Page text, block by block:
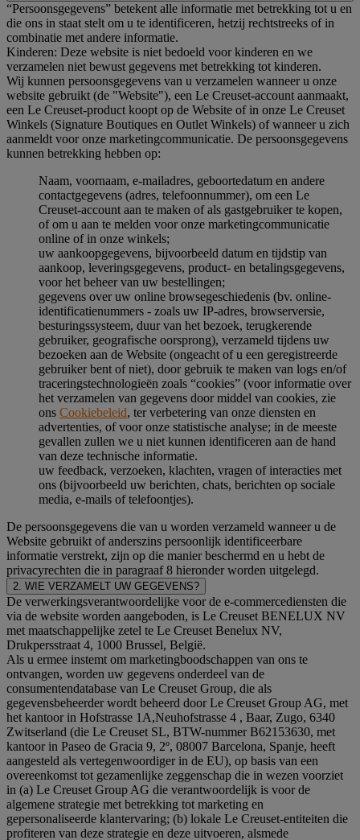
“Persoonsgegevens” betekent alle informatie met betrekking tot u en
die ons in staat stelt om u te identificeren, hetzij rechtstreeks of in
combinatie met andere informatie.
Kinderen: Deze website is niet bedoeld voor kinderen en we
verzamelen niet bewust gegevens met betrekking tot kinderen.
Wij kunnen persoonsgegevens van u verzamelen wanneer u onze
website gebruikt (de "Website"), een Le Creuset-account aanmaakt,
een Le Creuset-product koopt op de Website of in onze Le Creuset
Winkels (Signature Boutiques en Outlet Winkels) of wanneer u zich
aanmeldt voor onze marketingcommunicatie. De persoonsgegevens
kunnen betrekking hebben op:
Naam, voornaam, e-mailadres, geboortedatum en andere
contactgegevens (adres, telefoonnummer), om een Le
Creuset-account aan te maken of als gastgebruiker te kopen,
of om u aan te melden voor onze marketingcommunicatie
online of in onze winkels;
uw aankoopgegevens, bijvoorbeeld datum en tijdstip van
aankoop, leveringsgegevens, product- en betalingsgegevens,
voor het beheer van uw bestellingen;
gegevens over uw online browsegeschiedenis (bv. online-
identificatienummers - zoals uw IP-adres, browserversie,
besturingssysteem, duur van het bezoek, terugkerende
gebruiker, geografische oorsprong), verzameld tijdens uw
bezoeken aan de Website (ongeacht of u een geregistreerde
gebruiker bent of niet), door gebruik te maken van logs en/of
traceringstechnologieën zoals “cookies” (voor informatie over
het verzamelen van gegevens door middel van cookies, zie
ons Cookiebeleid, ter verbetering van onze diensten en
advertenties, of voor onze statistische analyse; in de meeste
gevallen zullen we u niet kunnen identificeren aan de hand
van deze technische informatie.
uw feedback, verzoeken, klachten, vragen of interacties met
ons (bijvoorbeeld uw berichten, chats, berichten op sociale
media, e-mails of telefoontjes).
De persoonsgegevens die van u worden verzameld wanneer u de
Website gebruikt of anderszins persoonlijk identificeerbare
informatie verstrekt, zijn op die manier beschermd en u hebt de
privacyrechten die in paragraaf 8 hieronder worden uitgelegd.
2. WIE VERZAMELT UW GEGEVENS?
De verwerkingsverantwoordelijke voor de e-commercediensten die
via de website worden aangeboden, is Le Creuset BENELUX NV
met maatschappelijke zetel te Le Creuset Benelux NV,
Drukpersstraat 4, 1000 Brussel, België.
Als u ermee instemt om marketingboodschappen van ons te
ontvangen, worden uw gegevens onderdeel van de
consumentendatabase van Le Creuset Group, die als
gegevensbeheerder wordt beheerd door Le Creuset Group AG, met
het kantoor in Hofstrasse 1A,Neuhofstrasse 4 , Baar, Zugo, 6340
Zwitserland (die Le Creuset SL, BTW-nummer B62153630, met
kantoor in Paseo de Gracia 9, 2º, 08007 Barcelona, Spanje, heeft
aangesteld als vertegenwoordiger in de EU), op basis van een
overeenkomst tot gezamenlijke zeggenschap die in wezen voorziet
in (a) Le Creuset Group AG die verantwoordelijk is voor de
algemene strategie met betrekking tot marketing en
gepersonaliseerde klantervaring; (b) lokale Le Creuset-entiteiten die
profiteren van deze strategie en deze uitvoeren, alsmede